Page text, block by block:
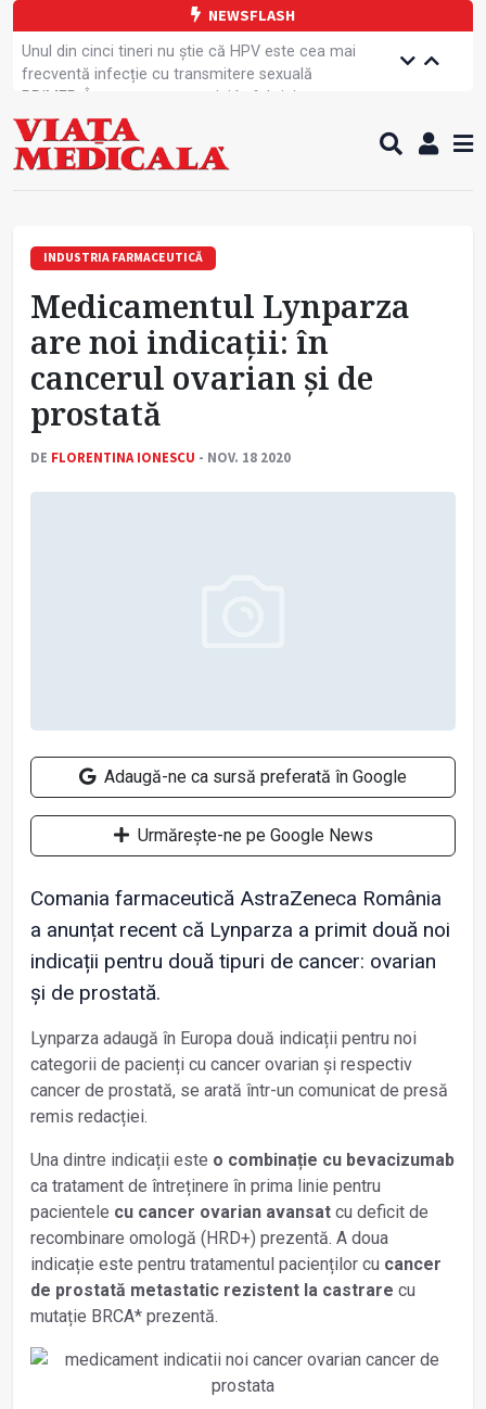
NEWSFLASH
Unul din cinci tineri nu știe că HPV este cea mai
frecventă infecție cu transmitere sexuală
PRIMER: Întreruperea energiei în fabrici ar pune
pacienții în pericol
Subiecte unice la examenul de specialist
Comercializarea unor medicamente, blocată
caniculă?
Un nou studiu pentru testarea unui vaccin împotriva
Alăptarea, esențială pentru sănătatea mamei și
copilului
Concursul Internațional George Enescu, la ceas
aniversar
INDUSTRIA FARMACEUTICĂ
Medicamentul Lynparza
are noi indicații: în
cancerul ovarian și de
prostată
DE FLORENTINA IONESCU - NOV. 18 2020
Adaugă-ne ca sursă preferată în Google
Urmărește-ne pe Google News
Comania farmaceutică AstraZeneca România
a anunțat recent că Lynparza a primit două noi
indicații pentru două tipuri de cancer: ovarian
și de prostată.
Lynparza adaugă în Europa două indicații pentru noi
categorii de pacienți cu cancer ovarian și respectiv
cancer de prostată, se arată într-un comunicat de presă
remis redacției.
Una dintre indicații este o combinație cu bevacizumab
ca tratament de întreținere în prima linie pentru
pacientele cu cancer ovarian avansat cu deficit de
recombinare omologă (HRD+) prezentă. A doua
indicație este pentru tratamentul pacienților cu cancer
de prostată metastatic rezistent la castrare cu
mutație BRCA* prezentă.